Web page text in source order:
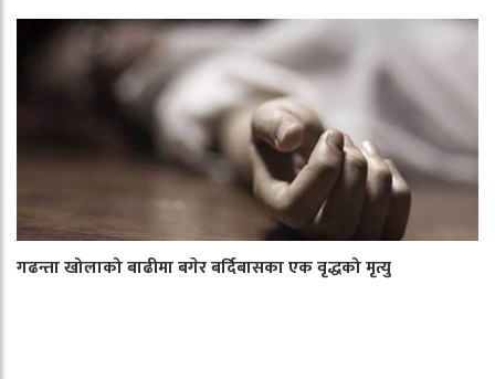
गढन्ता खोलाको बाढीमा बगेर बर्दिबासका एक वृद्धको मृत्यु